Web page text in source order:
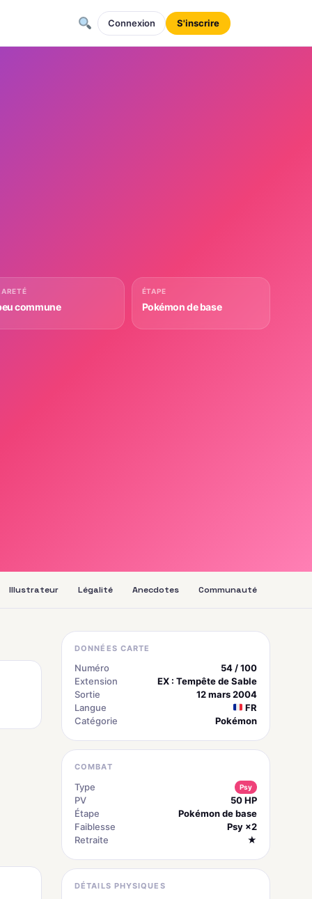
Connexion S'inscrire
commune
ÉTAPE
Pokémon de base
Illustrateur Légalité Anecdotes Communauté
DONNÉES CARTE
Numéro
54 / 100
Extension
EX : Tempête de Sable
Sortie
12 mars 2004
Langue
FR
Catégorie
Pokémon
COMBAT
Type Psy
PV
50 HP
Étape
Pokémon de base
Faiblesse
Psy ×2
Retraite
★
DÉTAILS PHYSIQUES